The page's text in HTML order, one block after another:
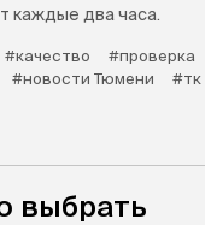
каждые два часа.
#качество
#проверка
#новости Тюмени #тк
выбрать